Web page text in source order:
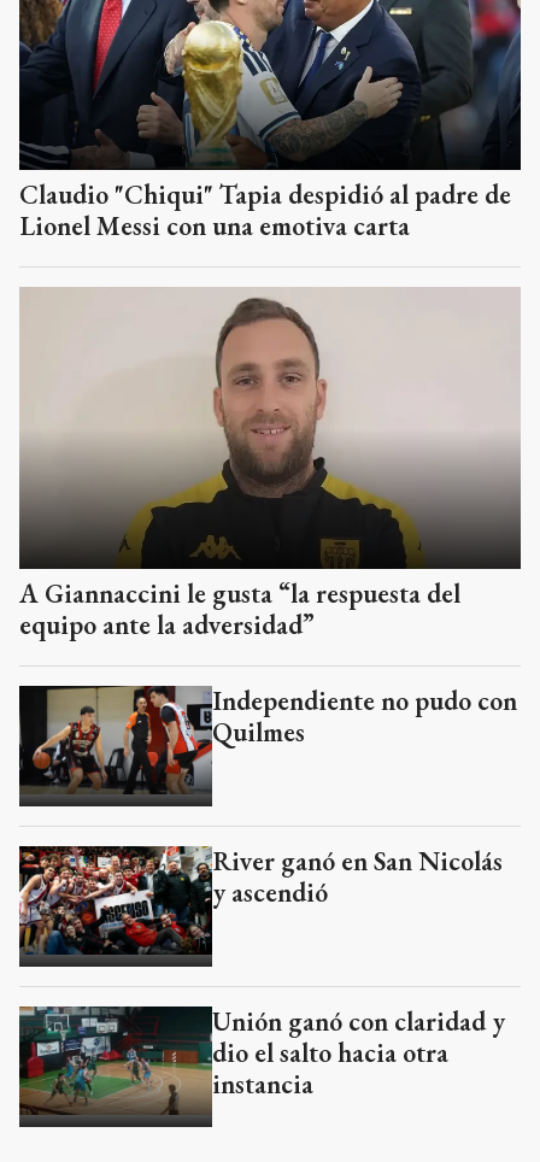
Claudio "Chiqui" Tapia despidió al padre de
Lionel Messi con una emotiva carta
A Giannaccini le gusta “la respuesta del
equipo ante la adversidad”
Independiente no pudo con
Quilmes
River ganó en San Nicolás
y ascendió
Unión ganó con claridad y
dio el salto hacia otra
instancia